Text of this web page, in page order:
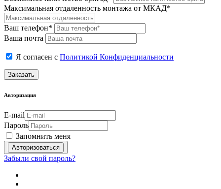
Максимальная отдаленность монтажа от МКАД*
Ваш телефон*
Ваша почта
Я согласен с Политикой Конфиденциальности
Заказать
Авторизация
E-mail
Пароль
Запомнить меня
Забыли свой пароль?